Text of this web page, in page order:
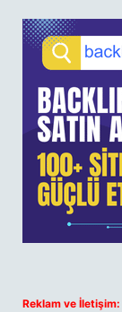
Reklam ve İletişim: